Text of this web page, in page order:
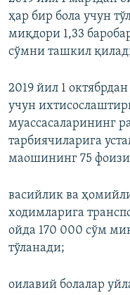
ҳар бир бола учун
миқдори 1,33
сўмни ташкил
2019 йил 1
учун
муассасаларининг
тарбиячиларига
маошининг 75
васийлик ва
ходимларига
ойда 170 000 сўм
тўланади;
оилавий болалар